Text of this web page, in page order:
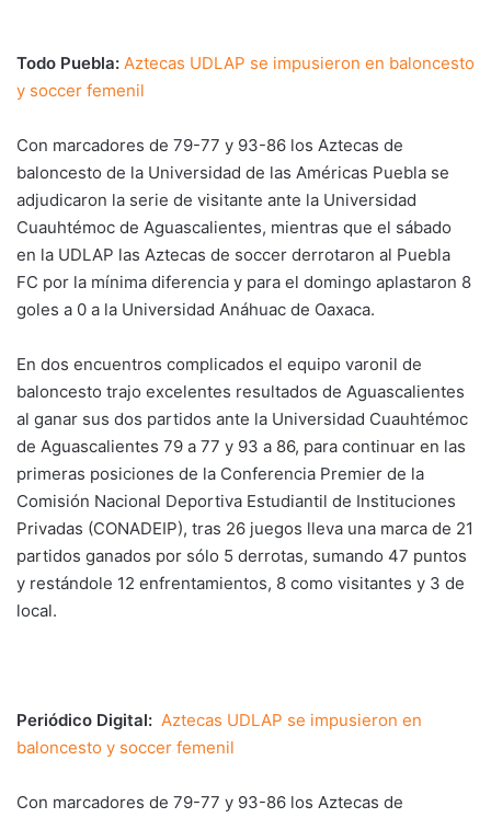
Todo Puebla: Aztecas UDLAP se impusieron en baloncesto
y soccer femenil
Con marcadores de 79-77 y 93-86 los Aztecas de
baloncesto de la Universidad de las Américas Puebla se
adjudicaron la serie de visitante ante la Universidad
Cuauhtémoc de Aguascalientes, mientras que el sábado
en la UDLAP las Aztecas de soccer derrotaron al Puebla
FC por la mínima diferencia y para el domingo aplastaron 8
goles a 0 a la Universidad Anáhuac de Oaxaca.
En dos encuentros complicados el equipo varonil de
baloncesto trajo excelentes resultados de Aguascalientes
al ganar sus dos partidos ante la Universidad Cuauhtémoc
de Aguascalientes 79 a 77 y 93 a 86, para continuar en las
primeras posiciones de la Conferencia Premier de la
Comisión Nacional Deportiva Estudiantil de Instituciones
Privadas (CONADEIP), tras 26 juegos lleva una marca de 21
partidos ganados por sólo 5 derrotas, sumando 47 puntos
y restándole 12 enfrentamientos, 8 como visitantes y 3 de
local.
Periódico Digital: Aztecas UDLAP se impusieron en
baloncesto y soccer femenil
Con marcadores de 79-77 y 93-86 los Aztecas de